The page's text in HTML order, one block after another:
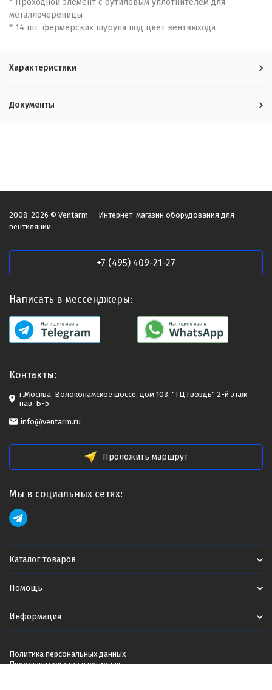
* Проходной элемент с бутиловым уплотнителем для
металлочерепицы
* 14 шт. фермерских шурупа под цвет вентвыхода
Характеристики
Документы
2008-2026 © Ventarm — Интернет-магазин оборудования для
вентиляции
+7 (495) 409-21-27
Написать в мессенджеры:
Контакты:
г.Москва. Волоколамское шоссе, дом 103, "ТЦ Гвоздь" 2-й этаж
пав. Б-5
info@ventarm.ru
Проложить маршрут
Мы в социальных сетях:
Каталог товаров
Помощь
Информация
Политика персональных данных
Представительства в регионах